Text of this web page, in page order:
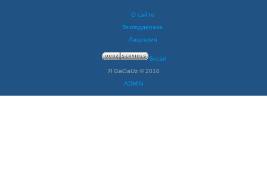
О сайте
Техподдержка
Лицензия
Social
Я GaGaUz © 2010
ADMIN